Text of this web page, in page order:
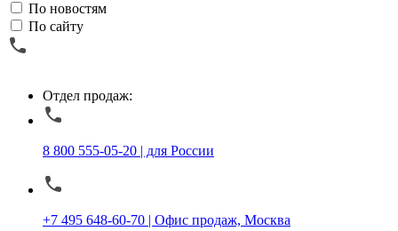
По новостям
По сайту
Отдел продаж:
8 800 555-05-20 | для России
+7 495 648-60-70 | Офис продаж, Москва